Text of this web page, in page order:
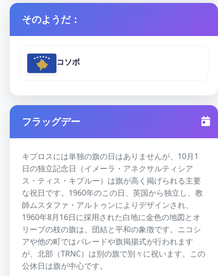
そのようだ：
コソボ
フラッグデー
キプロスには単独の旗の日はありませんが、10月1
日の独立記念日（イメーラ・アネクサルティシア
ス・ティス・キプルー）は旗が高く掲げられる主要
な祝日です。1960年のこの日、英国から独立し、教
師ムスタファ・アルトゥンによりデザインされ、
1960年8月16日に採用された白地に金色の地図とオ
リーブの枝の旗は、団結と平和の象徴です。ニコシ
アや他の町ではパレードや旗掲揚式が行われます
が、北部（TRNC）は別の旗で別々に祝います。この
公休日は旗が中心です。